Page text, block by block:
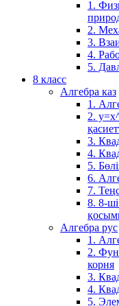
1.
2.
3.
4.
5.
8 класс
Алгебра каз
1.
2.
3.
4.
5.
6.
7.
8. 8-
Алгебра рус
1.
2.
корня
3.
4.
5.